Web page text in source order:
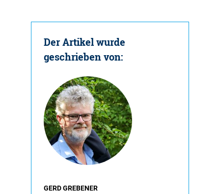
Der Artikel wurde
geschrieben von:
GERD GREBENER